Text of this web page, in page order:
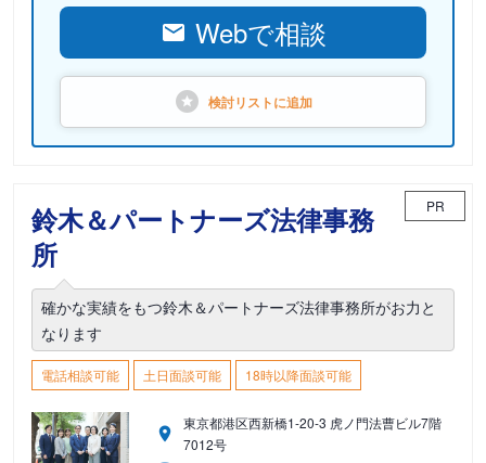
Webで相談
検討リストに追加
鈴木＆パートナーズ法律事務
所
PR
確かな実績をもつ鈴木＆パートナーズ法律事務所がお力と
なります
電話相談可能 土日面談可能 18時以降面談可能
東京都港区西新橋1-20-3 虎ノ門法曹ビル7階
7012号